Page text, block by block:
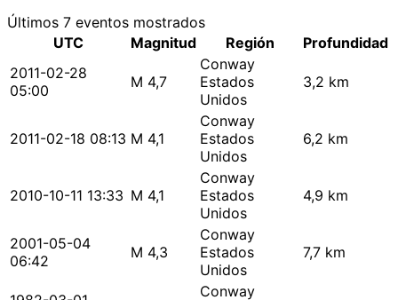
Últimos 7 eventos mostrados
UTC
Magnitud Región
Profundidad
2011-02-28
05:00
M 4,7
Conway
Estados
Unidos
3,2 km
2011-02-18 08:13 M 4,1
Conway
Estados
Unidos
6,2 km
2010-10-11 13:33 M 4,1
Conway
Estados
Unidos
4,9 km
2001-05-04
06:42
M 4,3
Conway
Estados
Unidos
7,7 km
Conway